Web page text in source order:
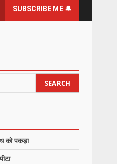
SUBSCRIBE ME 🔔
SEARCH
को पकड़ा